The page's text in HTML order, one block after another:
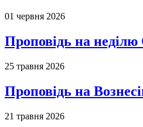
01 червня 2026
Проповідь на
25 травня 2026
Проповідь на
21 травня 2026